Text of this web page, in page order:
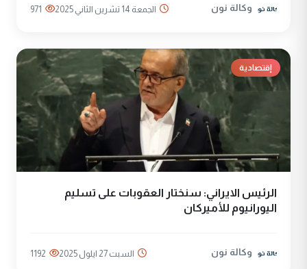
وكالة نون الجمعة 14 تشرين الثاني 2025 971
إقتصادية
الرئيس الايراني: سنختار العقوبات على تسليم
اليورانيوم للأميركان
وكالة نون السبت 27 ايلول 2025 1192